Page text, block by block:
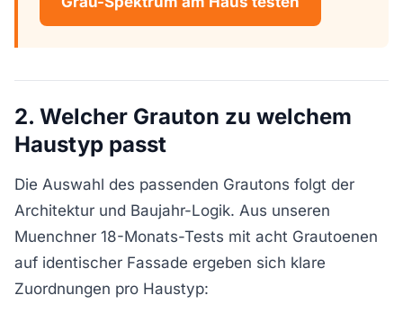
2. Welcher Grauton zu welchem
Haustyp passt
Die Auswahl des passenden Grautons folgt der
Architektur und Baujahr-Logik. Aus unseren
Muenchner 18-Monats-Tests mit acht Grautoenen
auf identischer Fassade ergeben sich klare
Zuordnungen pro Haustyp: